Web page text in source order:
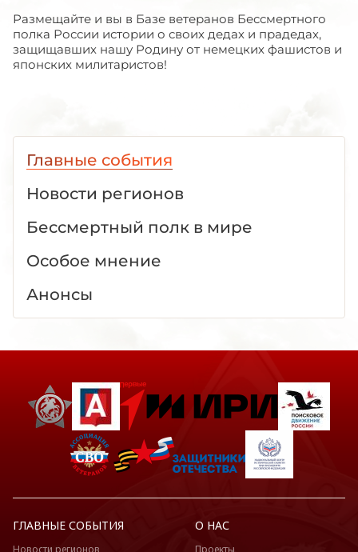
Размещайте и вы в Базе ветеранов Бессмертного
полка России истории о своих дедах и прадедах,
защищавших нашу Родину от немецких фашистов и
японских милитаристов!
Главные события
Новости регионов
Бессмертный полк в мире
Особое мнение
Анонсы
ГЛАВНЫЕ СОБЫТИЯ О НАС